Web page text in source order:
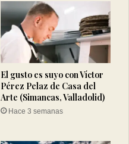
El gusto es suyo con Víctor
Pérez Pelaz de Casa del
Arte (Simancas, Valladolid)
Hace 3 semanas